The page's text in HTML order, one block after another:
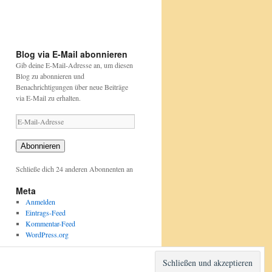
gartenvoegel/index.html gartenvoegel/
Blog via E-Mail abonnieren
Gib deine E-Mail-Adresse an, um diesen
Blog zu abonnieren und
Benachrichtigungen über neue Beiträge
via E-Mail zu erhalten.
E-
Mail-
Adresse
Abonnieren
Schließe dich 24 anderen Abonnenten an
Meta
Anmelden
Eintrags-Feed
Kommentar-Feed
WordPress.org